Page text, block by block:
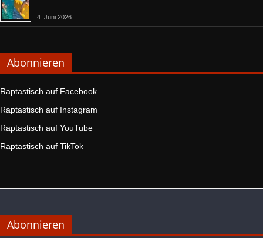
4. Juni 2026
Abonnieren
Raptastisch auf Facebook
Raptastisch auf Instagram
Raptastisch auf YouTube
Raptastisch auf TikTok
Abonnieren